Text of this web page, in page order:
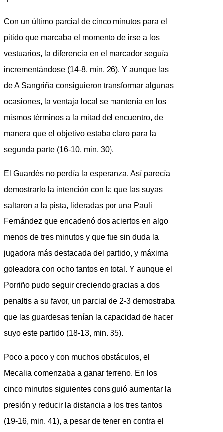
Con un último parcial de cinco minutos para el
pitido que marcaba el momento de irse a los
vestuarios, la diferencia en el marcador seguía
incrementándose (14-8, min. 26). Y aunque las
de A Sangriña consiguieron transformar algunas
ocasiones, la ventaja local se mantenía en los
mismos términos a la mitad del encuentro, de
manera que el objetivo estaba claro para la
segunda parte (16-10, min. 30).
El Guardés no perdía la esperanza. Así parecía
demostrarlo la intención con la que las suyas
saltaron a la pista, lideradas por una Pauli
Fernández que encadenó dos aciertos en algo
menos de tres minutos y que fue sin duda la
jugadora más destacada del partido, y máxima
goleadora con ocho tantos en total. Y aunque el
Porriño pudo seguir creciendo gracias a dos
penaltis a su favor, un parcial de 2-3 demostraba
que las guardesas tenían la capacidad de hacer
suyo este partido (18-13, min. 35).
Poco a poco y con muchos obstáculos, el
Mecalia comenzaba a ganar terreno. En los
cinco minutos siguientes consiguió aumentar la
presión y reducir la distancia a los tres tantos
(19-16, min. 41), a pesar de tener en contra el